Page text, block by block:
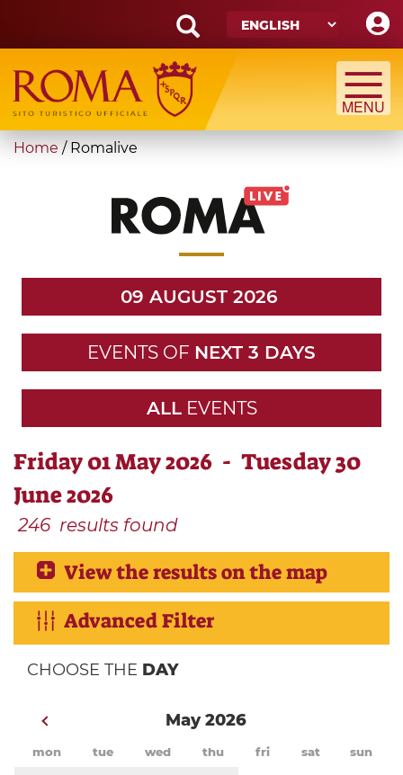
main
content
Search
form
Search
You
Home / Romalive
09 AUGUST 2026
EVENTS OF NEXT 3 DAYS
ALL EVENTS
Friday 01 May 2026 - Tuesday 30
June 2026
246 results found
View the results on the map
Advanced Filter
CHOOSE THE DAY
May 2026
mon tue wed thu fri sat sun